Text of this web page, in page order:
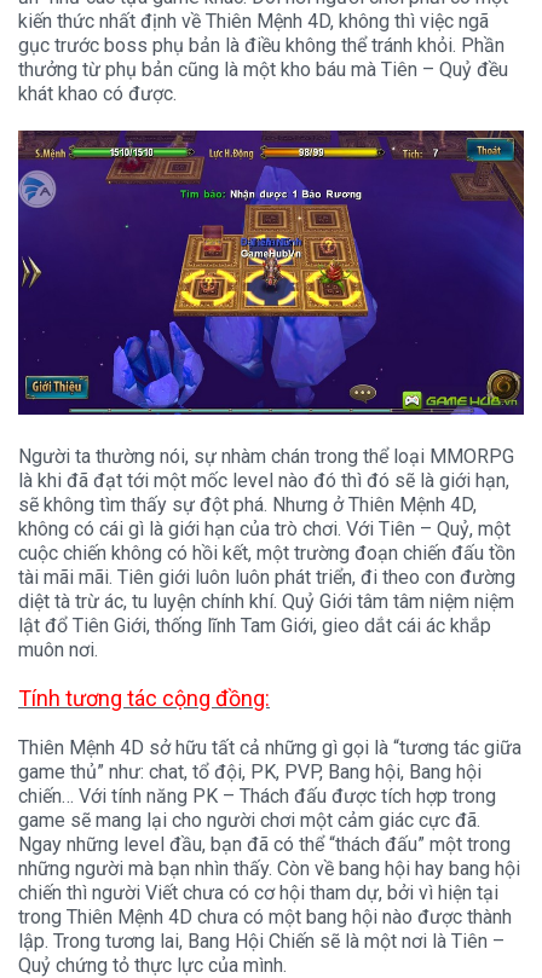
kiến thức nhất định về Thiên Mệnh 4D, không thì việc ngã
gục trước boss phụ bản là điều không thể tránh khỏi. Phần
thưởng từ phụ bản cũng là một kho báu mà Tiên – Quỷ đều
khát khao có được.
Người ta thường nói, sự nhàm chán trong thể loại MMORPG
là khi đã đạt tới một mốc level nào đó thì đó sẽ là giới hạn,
sẽ không tìm thấy sự đột phá. Nhưng ở Thiên Mệnh 4D,
không có cái gì là giới hạn của trò chơi. Với Tiên – Quỷ, một
cuộc chiến không có hồi kết, một trường đoạn chiến đấu tồn
tài mãi mãi. Tiên giới luôn luôn phát triển, đi theo con đường
diệt tà trừ ác, tu luyện chính khí. Quỷ Giới tâm tâm niệm niệm
lật đổ Tiên Giới, thống lĩnh Tam Giới, gieo dắt cái ác khắp
muôn nơi.
Tính tương tác cộng đồng:
Thiên Mệnh 4D sở hữu tất cả những gì gọi là “tương tác giữa
game thủ” như: chat, tổ đội, PK, PVP, Bang hội, Bang hội
chiến… Với tính năng PK – Thách đấu được tích hợp trong
game sẽ mang lại cho người chơi một cảm giác cực đã.
Ngay những level đầu, bạn đã có thể “thách đấu” một trong
những người mà bạn nhìn thấy. Còn về bang hội hay bang hội
chiến thì người Viết chưa có cơ hội tham dự, bởi vì hiện tại
trong Thiên Mệnh 4D chưa có một bang hội nào được thành
lập. Trong tương lai, Bang Hội Chiến sẽ là một nơi là Tiên –
Quỷ chứng tỏ thực lực của mình.